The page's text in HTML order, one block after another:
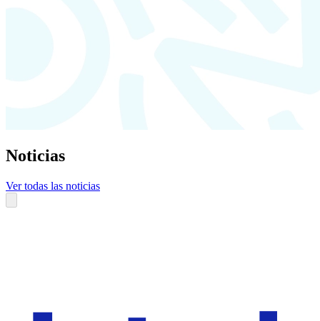
Noticias
Ver todas las noticias